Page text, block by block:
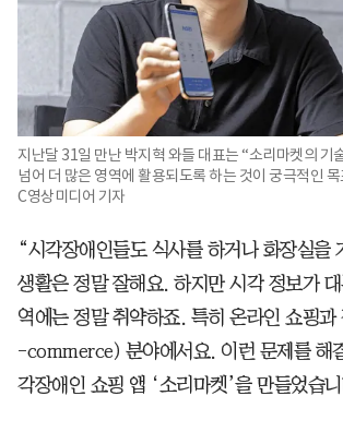
지난달 31일 만난 박지혁 와들 대표는 “소리마켓의 기
넘어 더 많은 영역에 활용되도록 하는 것이 궁극적인
C영상미디어 기자
“시각장애인들도 식사를 하거나 화장실을
생활은 정말 잘해요. 하지만 시각 정보가
역에는 정말 취약하죠. 특히 온라인 쇼핑과
-commerce) 분야에서요. 이런 문제를 해
각장애인 쇼핑 앱 ‘소리마켓’을 만들었습